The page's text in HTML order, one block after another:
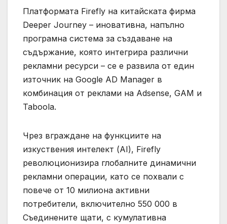
Платформата Firefly на китайската фирма
Deeper Journey – иновативна, напълно
програмна система за създаване на
съдържание, която интегрира различни
рекламни ресурси – се е развила от един
източник на Google AD Manager в
комбинация от реклами на Adsense, GAM и
Taboola.
Чрез вграждане на функциите на
изкуствения интелект (AI), Firefly
революционизира глобалните динамични
рекламни операции, като се похвали с
повече от 10 милиона активни
потребители, включително 550 000 в
Съединените щати, с кумулативна